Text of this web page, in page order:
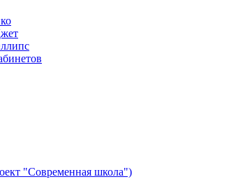
"Современная школа")